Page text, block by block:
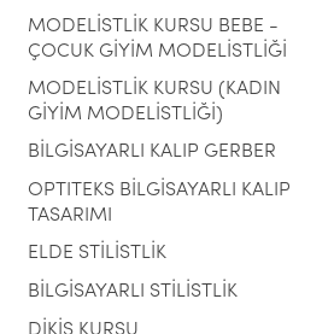
MODELİSTLİK KURSU BEBE -
ÇOCUK GİYİM MODELİSTLİĞİ
MODELİSTLİK KURSU (KADIN
GİYİM MODELİSTLİĞİ)
BİLGİSAYARLI KALIP GERBER
OPTITEKS BİLGİSAYARLI KALIP
TASARIMI
ELDE STİLİSTLİK
BİLGİSAYARLI STİLİSTLİK